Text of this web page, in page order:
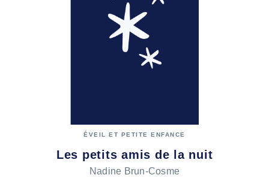
ÉVEIL ET PETITE ENFANCE
Les petits amis de la nuit
Nadine Brun-Cosme